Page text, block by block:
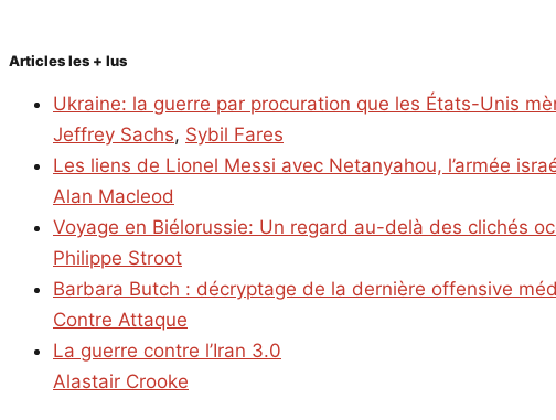
Articles les + lus
Ukraine: la guerre par procuration que les États-Unis
Jeffrey Sachs, Sybil Fares
Les liens de Lionel Messi avec Netanyahou, l’armée
Alan Macleod
Voyage en Biélorussie: Un regard au-delà des clichés
Philippe Stroot
Barbara Butch : décryptage de la dernière offensive
Contre Attaque
La guerre contre l’Iran 3.0
Alastair Crooke